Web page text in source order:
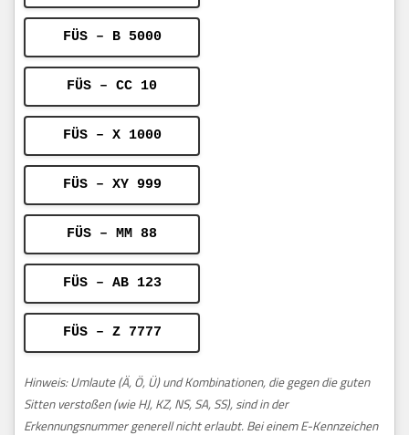
FÜS – B 5000
FÜS – CC 10
FÜS – X 1000
FÜS – XY 999
FÜS – MM 88
FÜS – AB 123
FÜS – Z 7777
Hinweis: Umlaute (Ä, Ö, Ü) und Kombinationen, die gegen die guten
Sitten verstoßen (wie HJ, KZ, NS, SA, SS), sind in der
Erkennungsnummer generell nicht erlaubt. Bei einem E-Kennzeichen